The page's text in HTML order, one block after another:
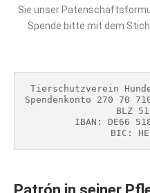
Sie unser
Spende bitte mit dem
Tierschutzverein
Spendenkonto 270 70
BLZ
IBAN: DE66
BIC: